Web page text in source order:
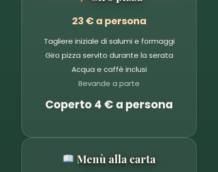
23 € a persona
Tagliere iniziale di salumi e formaggi
Giro pizza servito durante la serata
Acqua e caffè inclusi
Bevande a parte
Coperto 4 € a persona
Menù alla carta